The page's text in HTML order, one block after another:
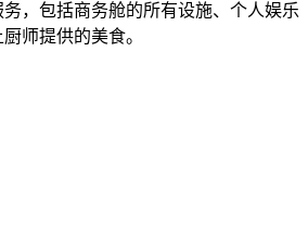
，包括商务舱的所有设施、个人娱乐
师提供的美食。